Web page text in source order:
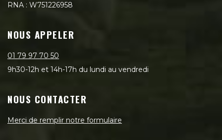
RNA : W751226958
NOUS APPELER
01 79 97 70 50
9h30-12h et 14h-17h du lundi au vendredi
NOUS CONTACTER
Merci de remplir notre formulaire